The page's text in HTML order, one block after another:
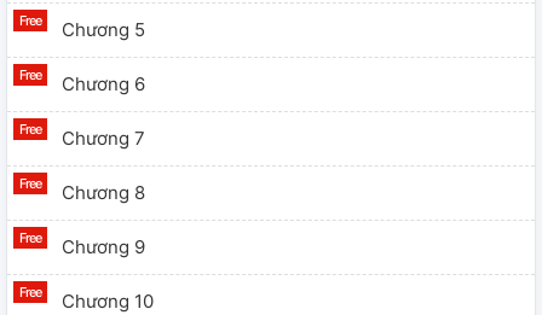
Chương 5
Chương 6
Chương 7
Chương 8
Chương 9
Chương 10